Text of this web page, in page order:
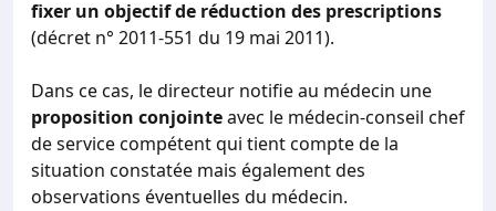
fixer un objectif de réduction des prescriptions
(décret n° 2011-551 du 19 mai 2011).
Dans ce cas, le directeur notifie au médecin une
proposition conjointeavec le médecin-conseil chef
de service compétent qui tient compte de la
situation constatée mais également des
observations éventuelles du médecin.